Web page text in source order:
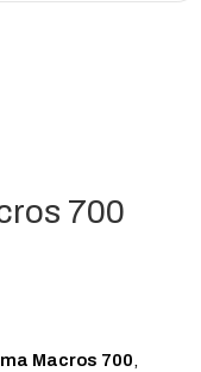
700
Macros 700,